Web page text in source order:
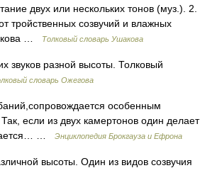
двух или нескольких тонов (муз.). 2.
тройственных созвучий и влажных
…
Толковый словарь Ушакова
разной высоты. Толковый
словарь Ожегова
особенным
если из двух камертонов один делает
…
Энциклопедия Брокгауза и Ефрона
высоты. Один из видов созвучия